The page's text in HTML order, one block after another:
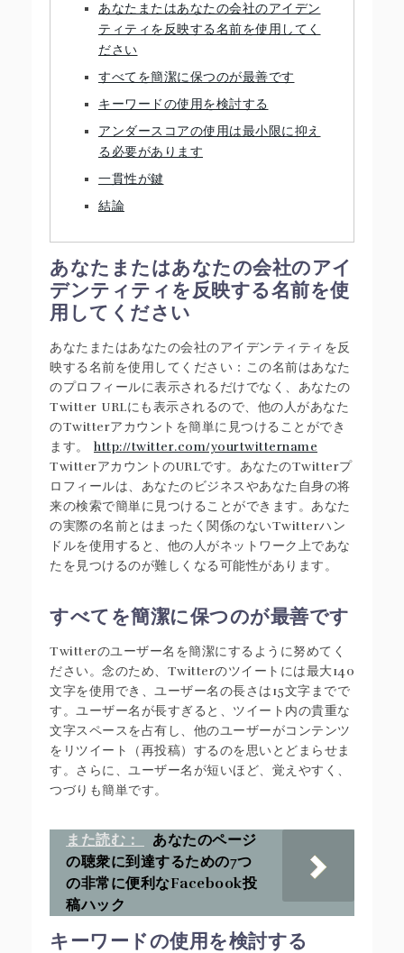
あなたまたはあなたの会社のアイデン
ティティを反映する名前を使用してく
ださい
すべてを簡潔に保つのが最善です
キーワードの使用を検討する
アンダースコアの使用は最小限に抑え
る必要があります
一貫性が鍵
結論
あなたまたはあなたの会社のアイ
デンティティを反映する名前を使
用してください
あなたまたはあなたの会社のアイデンティティを反
映する名前を使用してください：この名前はあなた
のプロフィールに表示されるだけでなく、あなたの
Twitter URLにも表示されるので、他の人があなた
のTwitterアカウントを簡単に見つけることができ
ます。 http://twitter.com/yourtwittername
TwitterアカウントのURLです。あなたのTwitterプ
ロフィールは、あなたのビジネスやあなた自身の将
来の検索で簡単に見つけることができます。あなた
の実際の名前とはまったく関係のないTwitterハン
ドルを使用すると、他の人がネットワーク上であな
たを見つけるのが難しくなる可能性があります。
すべてを簡潔に保つのが最善です
Twitterのユーザー名を簡潔にするように努めてく
ださい。念のため、Twitterのツイートには最大140
文字を使用でき、ユーザー名の長さは15文字までで
す。ユーザー名が長すぎると、ツイート内の貴重な
文字スペースを占有し、他のユーザーがコンテンツ
をリツイート（再投稿）するのを思いとどまらせま
す。さらに、ユーザー名が短いほど、覚えやすく、
つづりも簡単です。
また読む：
あなたのページ
の聴衆に到達するための7つ
の非常に便利なFacebook投
稿ハック
キーワードの使用を検討する